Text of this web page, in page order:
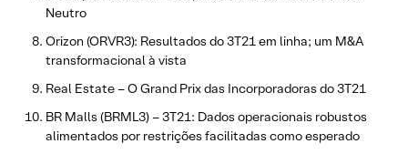
Neutro
Orizon (ORVR3): Resultados do 3T21 em linha; um M&A
transformacional à vista
Real Estate – O Grand Prix das Incorporadoras do 3T21
BR Malls (BRML3) – 3T21: Dados operacionais robustos
alimentados por restrições facilitadas como esperado